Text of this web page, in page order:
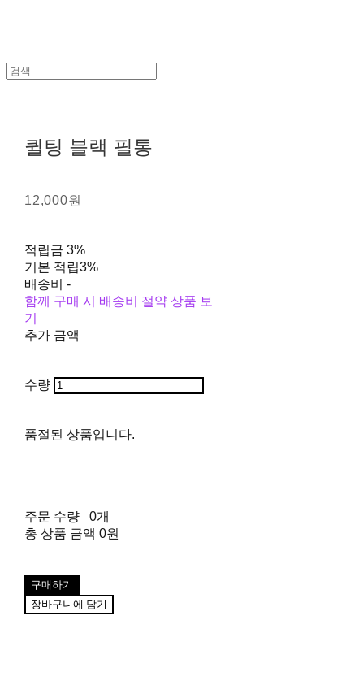
퀼팅 블랙 필통
12,000원
적립금 3%
기본 적립3%
배송비 -
함께 구매 시 배송비 절약 상품 보
기
추가 금액
수량
품절된 상품입니다.
주문 수량
0개
총 상품 금액 0원
구매하기
장바구니에 담기